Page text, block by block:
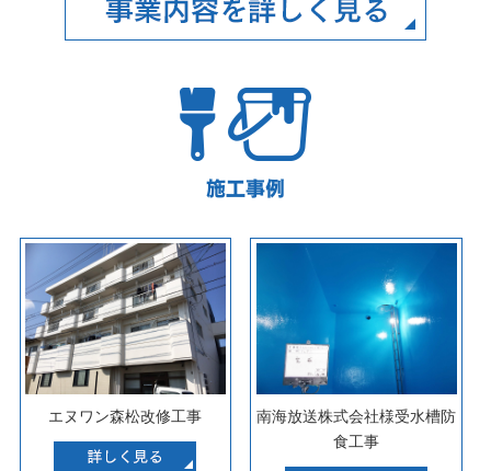
施工事例
エヌワン森松改修工事
南海放送株式会社様受水槽防
食工事